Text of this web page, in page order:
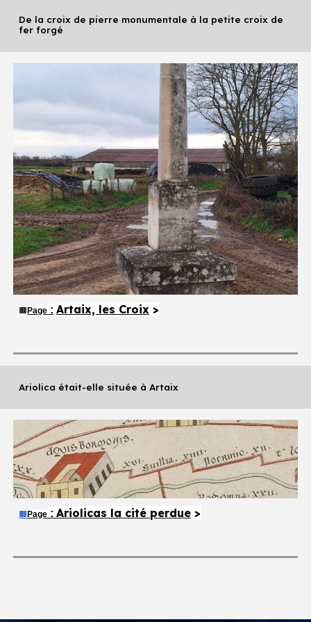
De la croix de pierre monumentale à la petite croix de
fer forgé
🟧Page : Artaix, les Croix >
Ariolica était-elle située à Artaix
🟧 Page :Ariolicas la cité perdue >